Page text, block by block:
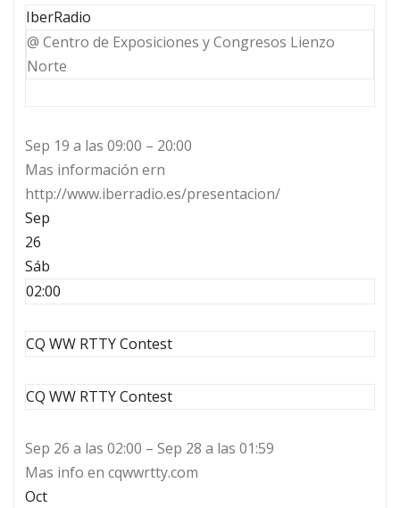
IberRadio
@ Centro de Exposiciones y Congresos Lienzo
Norte
Sep 19 a las 09:00 – 20:00
Mas información ern
http://www.iberradio.es/presentacion/
Sep
26
Sáb
02:00
CQ WW RTTY Contest
CQ WW RTTY Contest
Sep 26 a las 02:00 – Sep 28 a las 01:59
Mas info en cqwwrtty.com
Oct